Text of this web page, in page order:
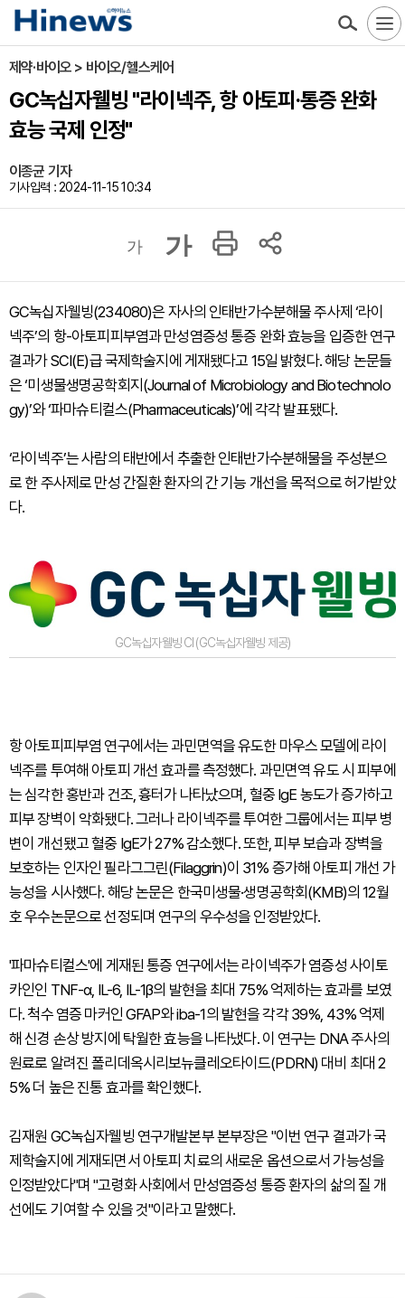
제약·바이오 > 바이오/헬스케어
GC녹십자웰빙 "라이넥주, 항 아토피·통증 완화
효능 국제 인정"
이종균 기자
기사입력 : 2024-11-15 10:34
가 가
GC녹십자웰빙(234080)은 자사의 인태반가수분해물 주사제 ‘라이
넥주’의 항-아토피피부염과 만성염증성 통증 완화 효능을 입증한 연구
결과가 SCI(E)급 국제학술지에 게재됐다고 15일 밝혔다. 해당 논문들
은 ‘미생물생명공학회지(Journal of Microbiology and Biotechnolo
gy)’와 ‘파마슈티컬스(Pharmaceuticals)’에 각각 발표됐다.
‘라이넥주’는 사람의 태반에서 추출한 인태반가수분해물을 주성분으
로 한 주사제로 만성 간질환 환자의 간 기능 개선을 목적으로 허가받았
다.
GC녹십자웰빙 CI (GC녹십자웰빙 제공)
항 아토피피부염 연구에서는 과민면역을 유도한 마우스 모델에 라이
넥주를 투여해 아토피 개선 효과를 측정했다. 과민면역 유도 시 피부에
는 심각한 홍반과 건조, 흉터가 나타났으며, 혈중 IgE 농도가 증가하고
피부 장벽이 악화됐다. 그러나 라이넥주를 투여한 그룹에서는 피부 병
변이 개선됐고 혈중 IgE가 27% 감소했다. 또한, 피부 보습과 장벽을
보호하는 인자인 필라그그린(Filaggrin)이 31% 증가해 아토피 개선 가
능성을 시사했다. 해당 논문은 한국미생물·생명공학회(KMB)의 12월
호 우수논문으로 선정되며 연구의 우수성을 인정받았다.
'파마슈티컬스'에 게재된 통증 연구에서는 라이넥주가 염증성 사이토
카인인 TNF-α, IL-6, IL-1β의 발현을 최대 75% 억제하는 효과를 보였
다. 척수 염증 마커인 GFAP와 iba-1의 발현을 각각 39%, 43% 억제
해 신경 손상 방지에 탁월한 효능을 나타냈다. 이 연구는 DNA 주사의
원료로 알려진 폴리데옥시리보뉴클레오타이드(PDRN) 대비 최대 2
5% 더 높은 진통 효과를 확인했다.
김재원 GC녹십자웰빙 연구개발본부 본부장은 "이번 연구 결과가 국
제학술지에 게재되면서 아토피 치료의 새로운 옵션으로서 가능성을
인정받았다"며 "고령화 사회에서 만성염증성 통증 환자의 삶의 질 개
선에도 기여할 수 있을 것"이라고 말했다.